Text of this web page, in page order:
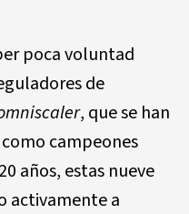
poca voluntad
de
, que se han
campeones
años, estas nueve
activamente a